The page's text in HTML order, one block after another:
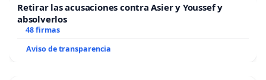
Retirar las acusaciones contra Asier y Youssef y
absolverlos
48 firmas
Aviso de transparencia